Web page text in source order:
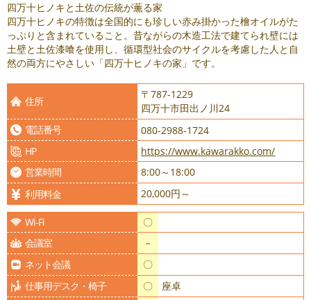
四万十ヒノキと土佐の伝統が薫る家
四万十ヒノキの特徴は全国的にも珍しい赤み掛かった檜オイルがた
っぷりと含まれていること。昔ながらの木造工法で建てられ壁には
土壁と土佐漆喰を使用し、循環型社会のサイクルを考慮した人と自
然の両方にやさしい「四万十ヒノキの家」です。
住所
〒787-1229
四万十市田出ノ川24
電話番号
080-2988-1724
HP
https://www.kawarakko.com/
営業時間
8:00～18:00
利用料金
20,000円～
Wi-Fi
〇
会議室
－
ネット会議
〇
仕事用デスク・椅子
〇
座卓